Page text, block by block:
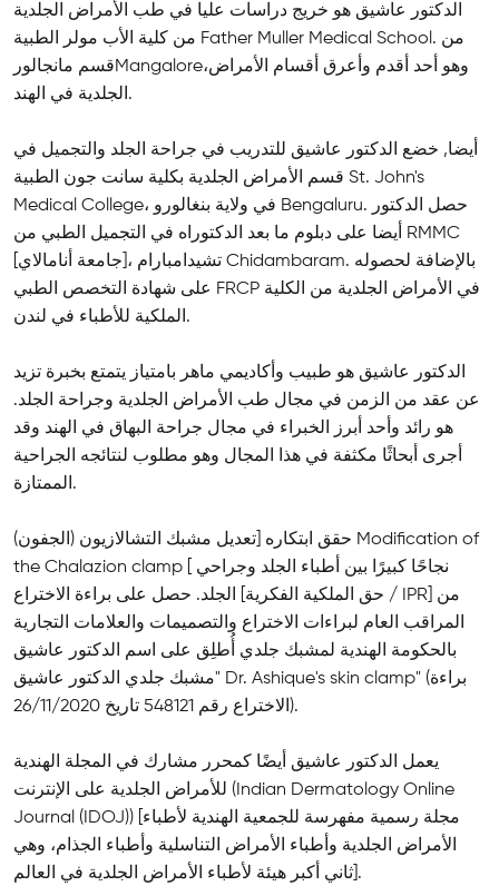
الدكتور عاشيق هو خريج دراسات عليا في طب الأمراض الجلدية
من كلية الأب مولر الطبية Father Muller Medical School. من
قسم مانجالورMangalore،وهو أحد أقدم وأعرق أقسام الأمراض
الجلدية في الهند.
أيضا, خضع الدكتور عاشيق للتدريب في جراحة الجلد والتجميل في
قسم الأمراض الجلدية بكلية سانت جون الطبية St. John's
Medical College، في ولاية بنغالورو Bengaluru. حصل الدكتور
أيضا على دبلوم ما بعد الدكتوراه في التجميل الطبي من RMMC
على شهادة التخصص الطبي FRCP في الأمراض الجلدية من الكلية
الملكية للأطباء في لندن.
الدكتور عاشيق هو طبيب وأكاديمي ماهر بامتياز يتمتع بخبرة تزيد
عن عقد من الزمن في مجال طب الأمراض الجلدية وجراحة الجلد.
هو رائد وأحد أبرز الخبراء في مجال جراحة البهاق في الهند وقد
أجرى أبحاثًا مكثفة في هذا المجال وهو مطلوب لنتائجه الجراحية
الممتازة.
حقق ابتكاره [تعديل مشبك التشالازيون (الجفون) Modification of
the Chalazion clamp [ نجاحًا كبيرًا بين أطباء الجلد وجراحي
الجلد. حصل على براءة الاختراع [حق الملكية الفكرية / IPR] ​​من
المراقب العام لبراءات الاختراع والتصميمات والعلامات التجارية
بالحكومة الهندية لمشبك جلدي أُطلِق على اسم الدكتور عاشيق
"مشبك جلدي الدكتور عاشيق Dr. Ashique's skin clamp" (براءة
الاختراع رقم 548121 تاريخ 26/11/2020).
يعمل الدكتور عاشيق أيضًا كمحرر مشارك في المجلة الهندية
للأمراض الجلدية على الإنترنت (Indian Dermatology Online
Journal (IDOJ)) [مجلة رسمية مفهرسة للجمعية الهندية لأطباء
الأمراض الجلدية وأطباء الأمراض التناسلية وأطباء الجذام، وهي
ثاني أكبر هيئة لأطباء الأمراض الجلدية في العالم].